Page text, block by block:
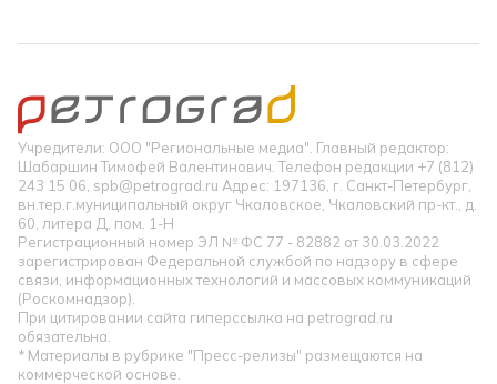
Учредители: ООО "Региональные медиа". Главный редактор:
Шабаршин Тимофей Валентинович. Телефон редакции +7 (812)
243 15 06, spb@petrograd.ru Адрес: 197136, г. Санкт-Петербург,
вн.тер.г.муниципальный округ Чкаловское, Чкаловский пр-кт., д.
60, литера Д, пом. 1-Н
Регистрационный номер ЭЛ № ФС 77 - 82882 от 30.03.2022
зарегистрирован Федеральной службой по надзору в сфере
связи, информационных технологий и массовых коммуникаций
(Роскомнадзор).
При цитировании сайта гиперссылка на petrograd.ru
обязательна.
* Материалы в рубрике "Пресс-релизы" размещаются на
коммерческой основе.